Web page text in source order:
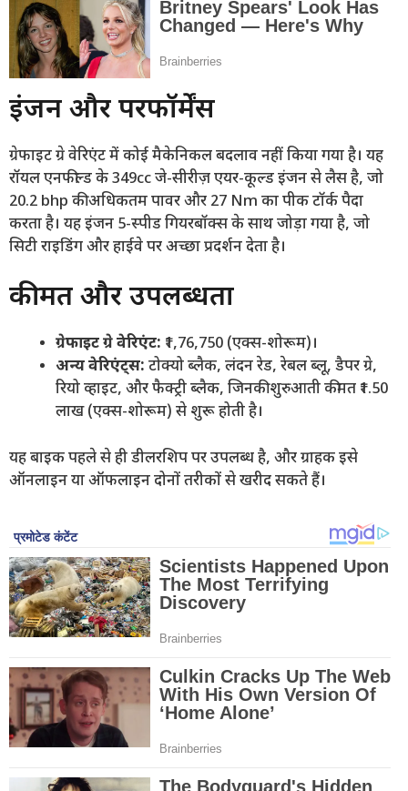
इंजन और परफॉर्मेंस
ग्रेफाइट ग्रे वेरिएंट में कोई मैकेनिकल बदलाव नहीं किया गया है। यह
रॉयल एनफील्ड के 349cc जे-सीरीज़ एयर-कूल्ड इंजन से लैस है, जो
20.2 bhp की अधिकतम पावर और 27 Nm का पीक टॉर्क पैदा
करता है। यह इंजन 5-स्पीड गियरबॉक्स के साथ जोड़ा गया है, जो
सिटी राइडिंग और हाईवे पर अच्छा प्रदर्शन देता है।
कीमत और उपलब्धता
ग्रेफाइट ग्रे वेरिएंट: ₹1,76,750 (एक्स-शोरूम)।
अन्य वेरिएंट्स: टोक्यो ब्लैक, लंदन रेड, रेबल ब्लू, डैपर ग्रे,
रियो व्हाइट, और फैक्ट्री ब्लैक, जिनकी शुरुआती कीमत ₹1.50
लाख (एक्स-शोरूम) से शुरू होती है।
यह बाइक पहले से ही डीलरशिप पर उपलब्ध है, और ग्राहक इसे
ऑनलाइन या ऑफलाइन दोनों तरीकों से खरीद सकते हैं।